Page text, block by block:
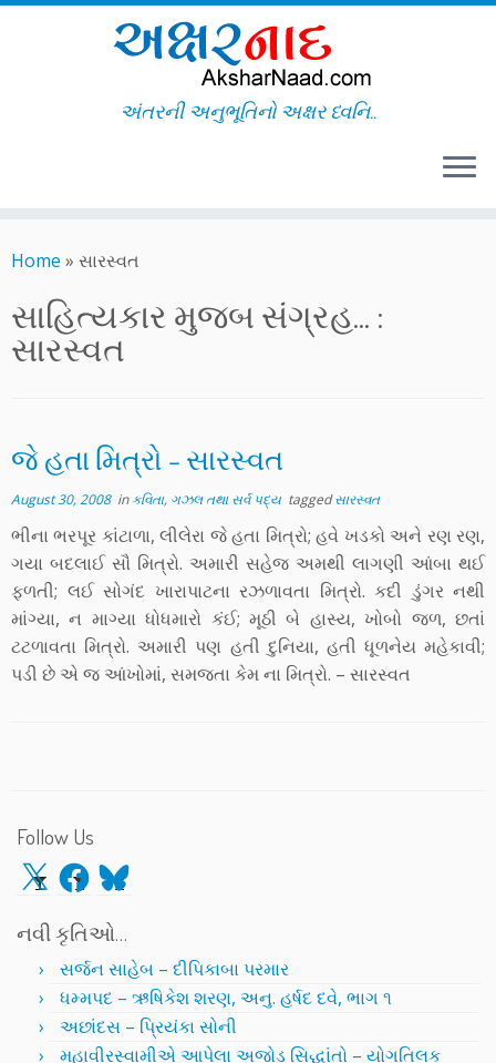
to
અંતરની અનુભૂતિનો અક્ષર ધ્વનિ..
Home » સારસ્વત
સાહિત્યકાર મુજબ સંગ્રહ... :
સારસ્વત
જે હતા મિત્રો – સારસ્વત
August 30, 2008inકવિતા, ગઝલ તથા સર્વ પદ્ય taggedસારસ્વત
ભીના ભરપૂર કાંટાળા, લીલેરા જે હતા મિત્રો; હવે ખડકો અને રણ રણ,
ગયા બદલાઈ સૌ મિત્રો. અમારી સહેજ અમથી લાગણી આંબા થઈ
ફળતી; લઈ સોગંદ ખારાપાટના રઝળાવતા મિત્રો. કદી ડુંગર નથી
માંગ્યા, ન માગ્યા ધોધમારો કંઈ; મૂઠી બે હાસ્ય, ખોબો જળ, છતાં
ટટળાવતા મિત્રો. અમારી પણ હતી દુનિયા, હતી ધૂળનેય મહેકાવી;
પડી છે એ જ આંખોમાં, સમજતા કેમ ના મિત્રો. – સારસ્વત
Follow Us
X Facebook
Bluesky
નવી કૃતિઓ…
સર્જન સાહેબ – દીપિકાબા પરમાર
ધમ્મપદ – ઋષિકેશ શરણ, અનુ. હર્ષદ દવે, ભાગ ૧
અછાંદસ – પ્રિયંકા સોની
મહાવીરસ્વામીએ આપેલા અજોડ સિદ્ધાંતો – યોગતિલક